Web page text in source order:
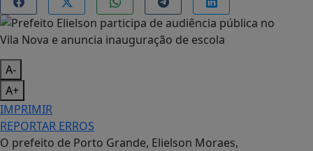
A-
A+
IMPRIMIR
REPORTAR ERROS
O prefeito de Porto Grande, Elielson Moraes,